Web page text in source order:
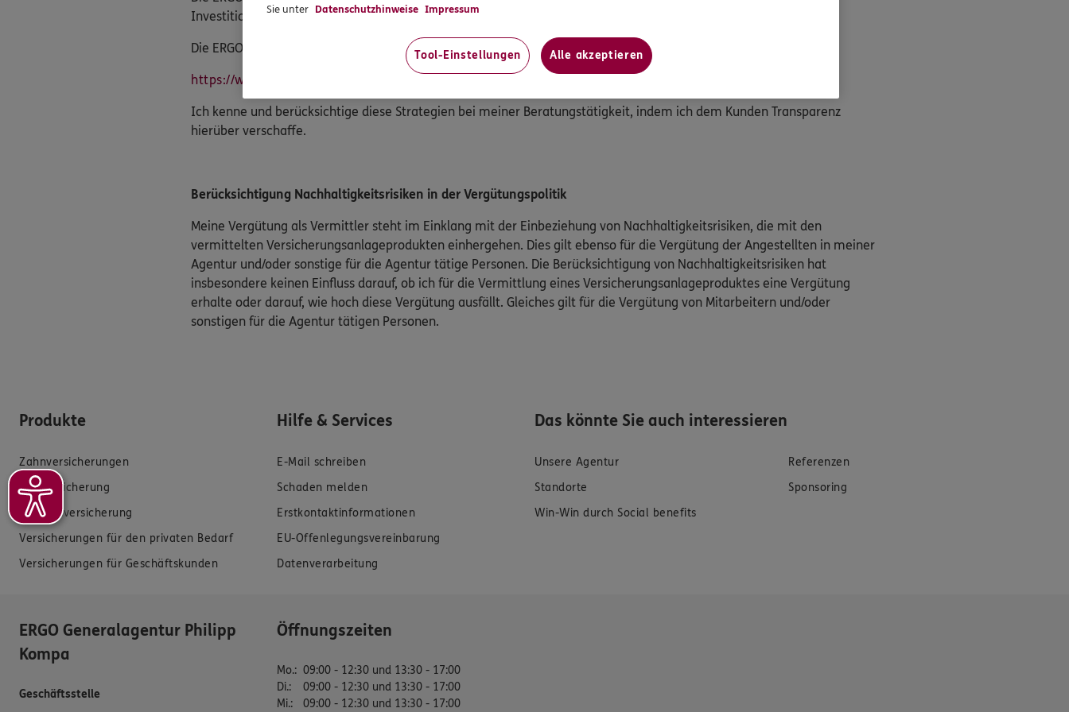
Investitionsentscheidungen auf Nachhaltigkeitsfaktoren im Rahmen ihrer Nachhaltigkeitsstrategien.
Die ERGO Vorsorge Lebensversicherung AG und die ERGO Life S.A. informieren darüber ausführlich hier
https://www.ergo.com/de/Unternehmen/Corporate-Governance/EU-Offenlegungsverordnung
Ich kenne und berücksichtige diese Strategien bei meiner Beratungstätigkeit, indem ich dem Kunden Transparenz
hierüber verschaffe.
Berücksichtigung Nachhaltigkeitsrisiken in der Vergütungspolitik
Meine Vergütung als Vermittler steht im Einklang mit der Einbeziehung von Nachhaltigkeitsrisiken, die mit den
vermittelten Versicherungsanlageprodukten einhergehen. Dies gilt ebenso für die Vergütung der Angestellten in meiner
Agentur und/oder sonstige für die Agentur tätige Personen. Die Berücksichtigung von Nachhaltigkeitsrisiken hat
insbesondere keinen Einfluss darauf, ob ich für die Vermittlung eines Versicherungsanlageproduktes eine Vergütung
erhalte oder darauf, wie hoch diese Vergütung ausfällt. Gleiches gilt für die Vergütung von Mitarbeitern und/oder
sonstigen für die Agentur tätigen Personen.
Produkte
Zahnversicherungen
Kfz-Versicherung
Krankenversicherung
Versicherungen für den privaten Bedarf
Versicherungen für Geschäftskunden
Hilfe & Services
E-Mail schreiben
Schaden melden
Erstkontaktinformationen
EU-Offenlegungsvereinbarung
Datenverarbeitung
Das könnte Sie auch interessieren
Unsere Agentur
Referenzen
Standorte
Sponsoring
Win-Win durch Social benefits
ERGO Generalagentur Philipp
Kompa
Geschäftsstelle
Öffnungszeiten
Mo.: 09:00 - 12:30 und 13:30 - 17:00
Di.:
09:00 - 12:30 und 13:30 - 17:00
Mi.: 09:00 - 12:30 und 13:30 - 17:00
Sie unter Datenschutzhinweise Impressum
Tool-Einstellungen Alle akzeptieren